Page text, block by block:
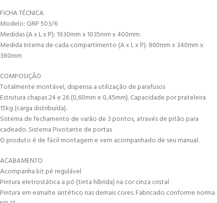
FICHA TÉCNICA
Modelo: GRP 503/6
Medidas (A x L x P): 1930mm x 1035mm x 400mm.
Medida Interna de cada compartimento (A x L x P): 860mm x 340mm x
380mm
COMPOSIÇÃO
Totalmente montável, dispensa a utilização de parafusos
Estrutura chapas 24 e 26 (0,60mm e 0,45mm). Capacidade por prateleira
15kg (carga distribuída).
Sistema de fechamento de varão de 3 pontos, através de pitão para
cadeado. Sistema Pivotante de portas
O produto é de fácil montagem e vem acompanhado de seu manual.
ACABAMENTO
Acompanha kit pé regulável
Pintura eletrostática a pó (tinta híbrida) na cor cinza cristal
Pintura em esmalte sintético nas demais cores. Fabricado conforme norma